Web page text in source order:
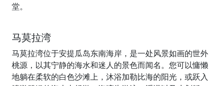
堂。
马莫拉湾
马莫拉湾位于安提瓜岛东南海岸，是一处风景如画的世外
桃源，以其宁静的海水和迷人的景色而闻名。您可以慵懒
地躺在柔软的白色沙滩上，沐浴加勒比海的阳光，或跃入